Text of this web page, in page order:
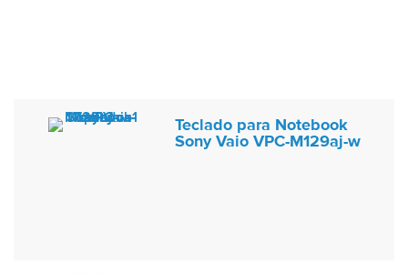
Teclado para Notebook
Sony Vaio VPC-M129aj-w